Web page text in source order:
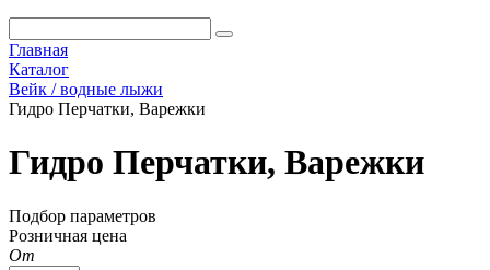
Главная
Каталог
Вейк / водные лыжи
Гидро Перчатки, Варежки
Гидро Перчатки, Варежки
Подбор параметров
Розничная цена
От